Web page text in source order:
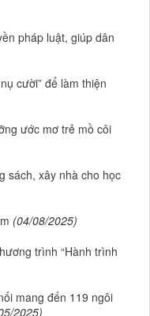
pháp luật, giúp dân
cười” để làm thiện
ước mơ trẻ mồ côi
sách, xây nhà cho học
(04/08/2025)
trình “Hành trình
mang đến 119 ngôi
2025)